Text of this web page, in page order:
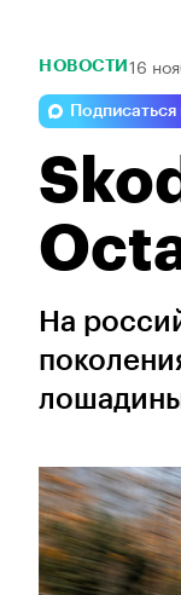
НОВОСТИ 16
На